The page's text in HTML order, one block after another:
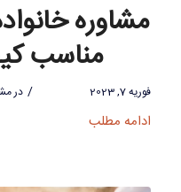
مشاوره
مناسب
فوریه 7, 2023 / در
ادامه مطلب